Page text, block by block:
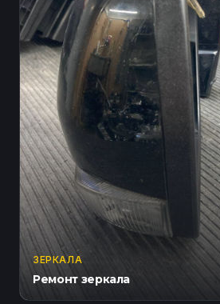
ЗЕРКАЛА
Ремонт зеркала